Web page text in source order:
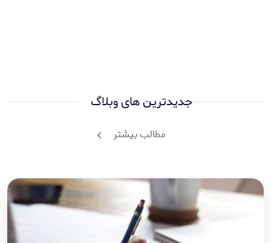
جدیدترین های وبلاگ
مطالب بیشتر